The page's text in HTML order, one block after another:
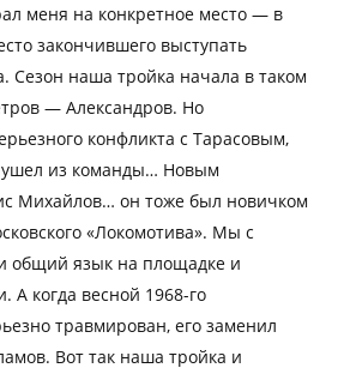
меня на конкретное место — в
закончившего выступать
Сезон наша тройка начала в таком
— Александров. Но
конфликта с Тарасовым,
ушел из команды… Новым
Михайлов… он тоже был новичком
«Локомотива». Мы с
общий язык на площадке и
А когда весной 1968-го
травмирован, его заменил
Вот так наша тройка и